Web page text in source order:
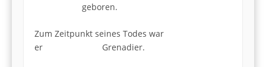
geboren.
Zum Zeitpunkt seines Todes war
er Grenadier.